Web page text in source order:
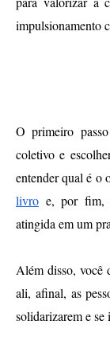
impulsionamento
O primeiro
coletivo e
entender qual é o
livro e, por fim,
atingida em um
Além disso, você
ali, afinal, as
solidarizarem e